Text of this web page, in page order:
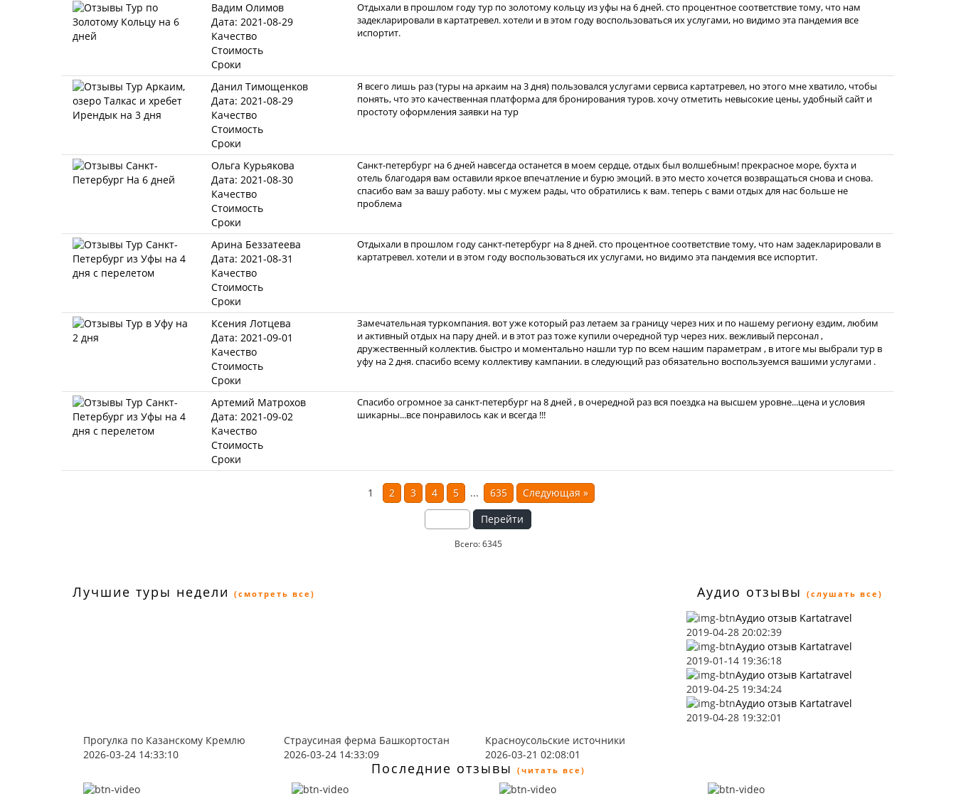
Вадим Олимов
Дата: 2021-08-29
Качество
Стоимость
Сроки
Отдыхали в прошлом году тур по золотому кольцу из уфы на 6 дней. сто процентное соответствие тому, что нам
задекларировали в картатревел. хотели и в этом году воспользоваться их услугами, но видимо эта пандемия все
испортит.
Данил Тимощенков
Дата: 2021-08-29
Качество
Стоимость
Сроки
Я всего лишь раз (туры на аркаим на 3 дня) пользовался услугами сервиса картатревел, но этого мне хватило, чтобы
понять, что это качественная платформа для бронирования туров. хочу отметить невысокие цены, удобный сайт и
простоту оформления заявки на тур
Ольга Курьякова
Дата: 2021-08-30
Качество
Стоимость
Сроки
Санкт-петербург на 6 дней навсегда останется в моем сердце, отдых был волшебным! прекрасное море, бухта и
отель благодаря вам оставили яркое впечатление и бурю эмоций. в это место хочется возвращаться снова и снова.
спасибо вам за вашу работу. мы с мужем рады, что обратились к вам. теперь с вами отдых для нас больше не
проблема
Арина Беззатеева
Дата: 2021-08-31
Качество
Стоимость
Сроки
Отдыхали в прошлом году санкт-петербург на 8 дней. сто процентное соответствие тому, что нам задекларировали в
картатревел. хотели и в этом году воспользоваться их услугами, но видимо эта пандемия все испортит.
Ксения Лотцева
Дата: 2021-09-01
Качество
Стоимость
Сроки
Замечательная туркомпания. вот уже который раз летаем за границу через них и по нашему региону ездим, любим
и активный отдых на пару дней. и в этот раз тоже купили очередной тур через них. вежливый персонал ,
дружественный коллектив. быстро и моментально нашли тур по всем нашим параметрам , в итоге мы выбрали тур в
уфу на 2 дня. спасибо всему коллективу кампании. в следующий раз обязательно воспользуемся вашими услугами .
Артемий Матрохов
Дата: 2021-09-02
Качество
Стоимость
Сроки
Спасибо огромное за санкт-петербург на 8 дней , в очередной раз вся поездка на высшем уровне...цена и условия
шикарны...все понравилось как и всегда !!!
1 2 3 4 5 ... 635 Следующая »
Перейти
Всего: 6345
Лучшие туры недели (смотреть все) Аудио отзывы (слушать все)
Прогулка по Казанскому Кремлю
2026-03-24 14:33:10
Страусиная ферма Башкортостан
2026-03-24 14:33:09
Красноусольские источники
2026-03-21 02:08:01
Аудио отзыв Kartatravel
2019-04-28 20:02:39
Аудио отзыв Kartatravel
2019-01-14 19:36:18
Аудио отзыв Kartatravel
2019-04-25 19:34:24
Аудио отзыв Kartatravel
2019-04-28 19:32:01
Последние отзывы (читать все)